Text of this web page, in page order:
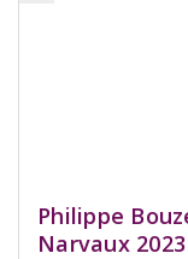
Philippe
Narvaux 2023